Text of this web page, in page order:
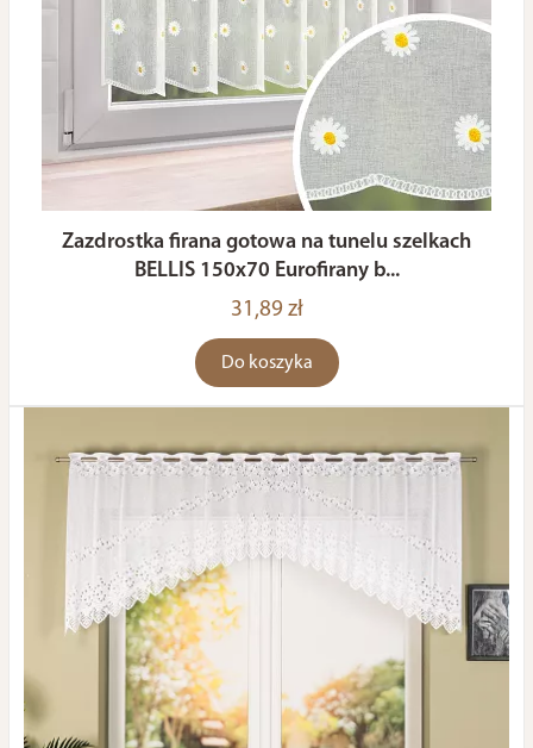
Zazdrostka firana gotowa na tunelu szelkach
BELLIS 150x70 Eurofirany b...
31,89 zł
Do koszyka